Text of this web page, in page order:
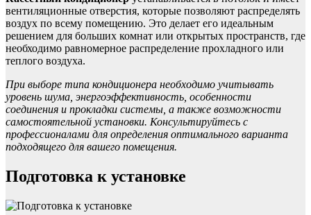
вентиляционные отверстия, которые позволяют распределять
воздух по всему помещению. Это делает его идеальным
решением для больших комнат или открытых пространств, где
необходимо равномерное распределение прохладного или
теплого воздуха.
При выборе типа кондиционера необходимо учитывать
уровень шума, энергоэффективность, особенности
соединения и прокладки системы, а также возможности
самостоятельной установки. Консультируйтесь с
профессионалами для определения оптимального варианта
подходящего для вашего помещения.
Подготовка к установке